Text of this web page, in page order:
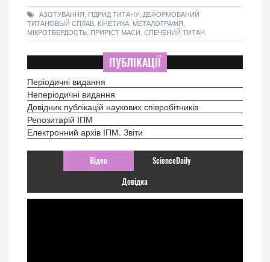
АЗОТУВАННЯ, ГІДРИД ТИТАНУ, ДЕФОРМОВАНИЙ
ТИТАНОВЫЙ СПЛАВ, КІНЕТИКА, МЕТАЛОГРАФІЯ,
МІКРОТВЕРДОСТЬ, ПРИРІСТ МАСИ, СПЕЧЕНИЙ ТИТАН
ПУБЛІКАЦІЇ
Періодичні видання
Неперіодичні видання
Довідник публікацій наукових співробітників
Репозитарій ІПМ
Електронний архів ІПМ. Звіти
Відео ScienceDaily
Довідка